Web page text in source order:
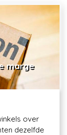
marge
over
dezelfde